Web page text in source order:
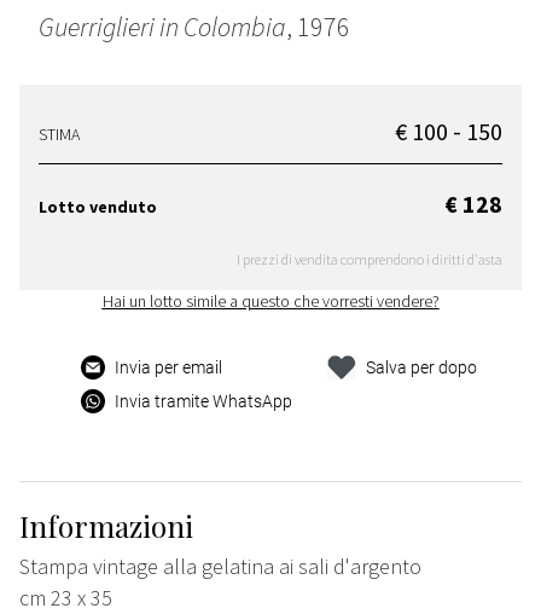
Guerriglieri in Colombia, 1976
STIMA € 100 - 150
Lotto venduto € 128
I prezzi di vendita comprendono i diritti d'asta
Hai un lotto simile a questo che vorresti vendere?
Invia per email
Invia tramite WhatsApp
Salva per dopo
Informazioni
Stampa vintage alla gelatina ai sali d'argento
cm 23 x 35